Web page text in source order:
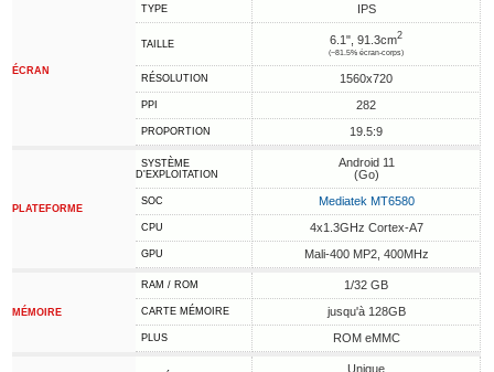
ÉCRAN
TYPE IPS
TAILLE 6.1", 91.3cm2
(~81.5% écran-corps)
RÉSOLUTION 1560x720
PPI 282
PROPORTION 19.5:9
PLATEFORME
SYSTÈME
D'EXPLOITATION
Android 11
(Go)
SOC Mediatek MT6580
CPU 4x1.3GHz Cortex-A7
GPU Mali-400 MP2, 400MHz
MÉMOIRE
RAM / ROM 1/32 GB
CARTE MÉMOIRE jusqu'à 128GB
PLUS ROM eMMC
Unique